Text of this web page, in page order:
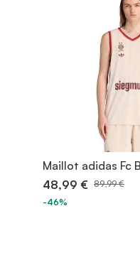
Maillot adidas Fc
48,99 € 89,99 €
-46%